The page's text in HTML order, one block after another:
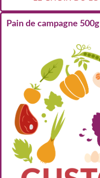
Pain de campagne 500g